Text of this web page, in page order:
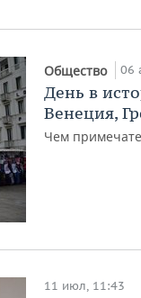
Общество 06
День в
Венеция,
Чем
11 июл, 11:43